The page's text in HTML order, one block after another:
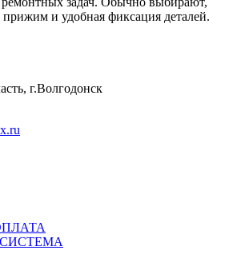
и удобная фиксация деталей.
г.Волгодонск